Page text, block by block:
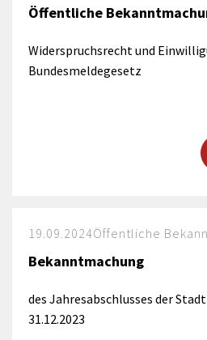
Öffentliche
Widerspruchsrecht und
Bundesmeldegesetz
19.09.2024Öffentliche
Bekanntmachung
des Jahresabschlusses der
31.12.2023